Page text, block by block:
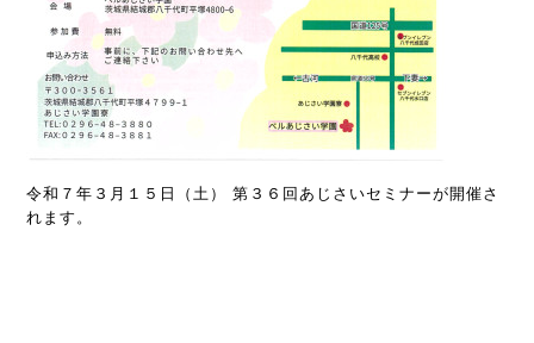
令和７年３月１５日（土） 第３６回あじさいセミナーが開催さ
れます。